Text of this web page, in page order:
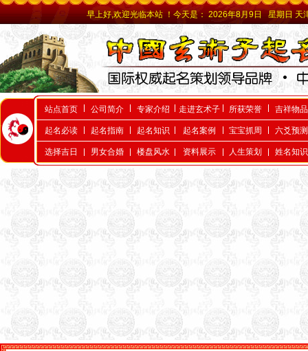
早上好,欢迎光临本站 ！今天是：2026年8月9日 星期日 天津起名网，
站点首页 公司简介 专家介绍 走进玄术子 所获荣誉 吉祥物品
起名必读 起名指南 起名知识 起名案例 宝宝抓周 六爻预测
选择吉日 男女合婚 楼盘风水 资料展示 人生策划 姓名知识
天津起名，天津起名
网，天津玄术子先生起名，玄
术子先生是国内唯一的以命理
是由周易学会主办，是天津唯
一的以八字命理为依据的专业
年代就开始举办周易八字，八
卦及姓名学函授及面授，学会
市，经我们函授及面授的会员
之多，目前都能自立，有的通